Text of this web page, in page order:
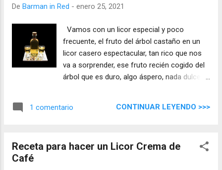
De Barman in Red - enero 25, 2021
Vamos con un licor especial y poco
frecuente, el fruto del árbol castaño en un
licor casero espectacular, tan rico que nos
va a sorprender, ese fruto recién cogido del
árbol que es duro, algo áspero, nada dulce y
1 comentario CONTINUAR LEYENDO >>>
Receta para hacer un Licor Crema de
Café